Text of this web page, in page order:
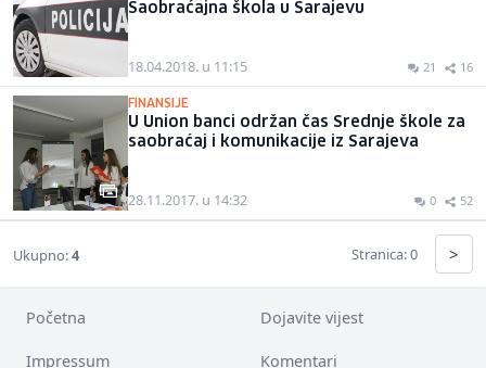
Saobraćajna škola u Sarajevu
18.04.2018. u 11:15 21 16
FINANSIJE
U Union banci održan čas Srednje škole za
saobraćaj i komunikacije iz Sarajeva
28.11.2017. u 14:32 0 52
Ukupno:4 Stranica: 0 >
Početna Dojavite vijest
Impressum Komentari